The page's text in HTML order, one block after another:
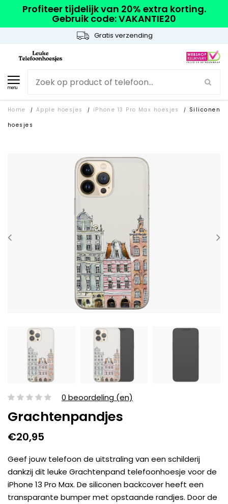
Profiteer tijdelijk van 20% extra korting.
Gebruik code: VAKANTIE20
Gratis verzending
menu
Home / Apple hoesjes / iPhone 13 Pro Max hoesjes /
Siliconen
hoesjes
0 beoordeling (en)
Grachtenpandjes
€20,95
Geef jouw telefoon de uitstraling van een schilderij
dankzij dit leuke Grachtenpand telefoonhoesje voor de
iPhone 13 Pro Max. De siliconen backcover heeft een
transparante bumper met opstaande randjes. Door de